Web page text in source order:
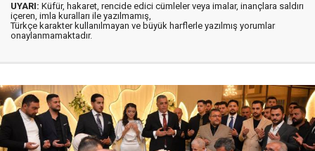
UYARI: Küfür, hakaret, rencide edici cümleler veya imalar, inançlara saldırı
içeren, imla kuralları ile yazılmamış,
Türkçe karakter kullanılmayan ve büyük harflerle yazılmış yorumlar
onaylanmamaktadır.